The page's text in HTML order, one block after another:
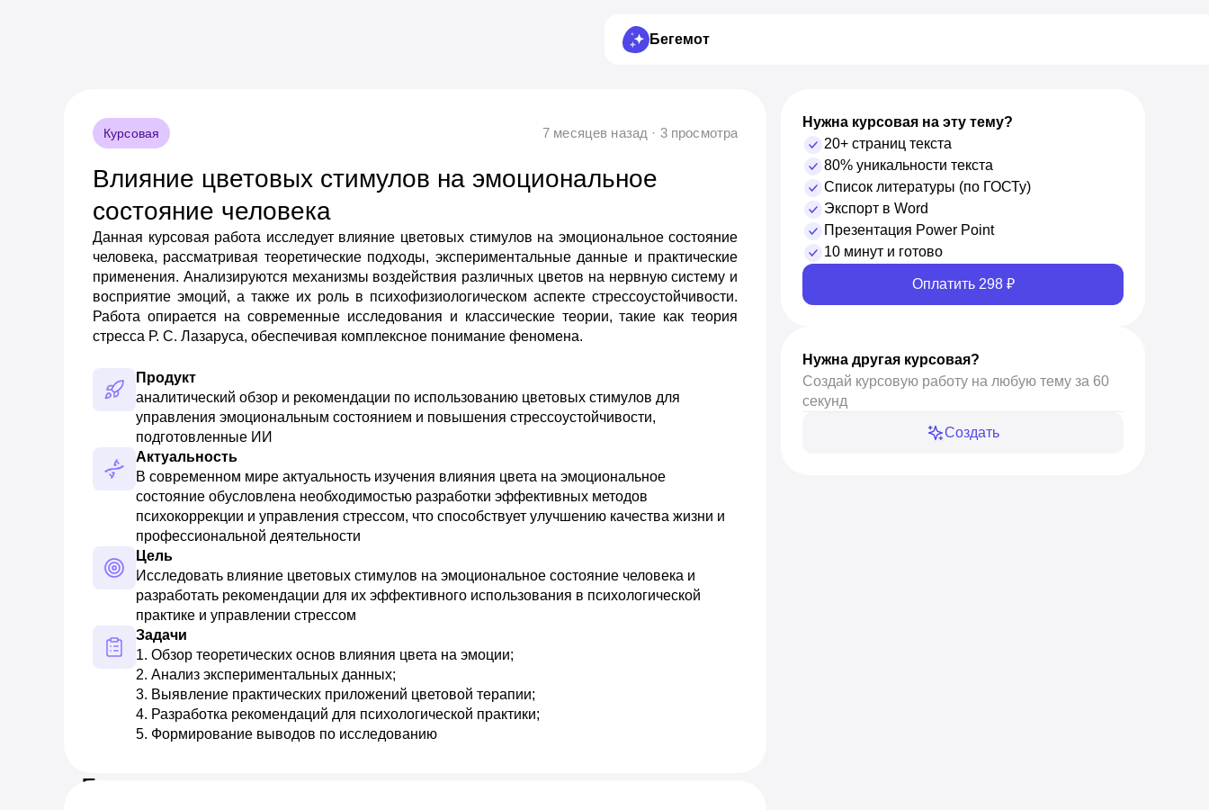
Бегемот
Курсовая 7 месяцев назад · 3 просмотра
Влияние цветовых стимулов на эмоциональное
состояние человека
Данная курсовая работа исследует влияние цветовых стимулов на эмоциональное состояние
человека, рассматривая теоретические подходы, экспериментальные данные и практические
применения. Анализируются механизмы воздействия различных цветов на нервную систему и
восприятие эмоций, а также их роль в психофизиологическом аспекте стрессоустойчивости.
Работа опирается на современные исследования и классические теории, такие как теория
стресса Р. С. Лазаруса, обеспечивая комплексное понимание феномена.
Продукт
аналитический обзор и рекомендации по использованию цветовых стимулов для
управления эмоциональным состоянием и повышения стрессоустойчивости,
подготовленные ИИ
Актуальность
В современном мире актуальность изучения влияния цвета на эмоциональное
состояние обусловлена необходимостью разработки эффективных методов
психокоррекции и управления стрессом, что способствует улучшению качества жизни и
профессиональной деятельности
Цель
Исследовать влияние цветовых стимулов на эмоциональное состояние человека и
разработать рекомендации для их эффективного использования в психологической
практике и управлении стрессом
Задачи
1. Обзор теоретических основ влияния цвета на эмоции;
2. Анализ экспериментальных данных;
3. Выявление практических приложений цветовой терапии;
4. Разработка рекомендаций для психологической практики;
5. Формирование выводов по исследованию
Предпросмотр документа
Нужна курсовая на эту тему?
20+ страниц текста
80% уникальности текста
Список литературы (по ГОСТу)
Экспорт в Word
Презентация Power Point
10 минут и готово
Оплатить 298 ₽
Нужна другая курсовая?
Создай курсовую работу на любую тему за 60
секунд
Создать